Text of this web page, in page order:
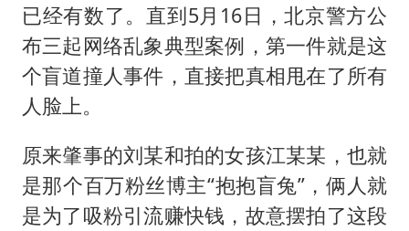
已经有数了。直到5月16日，北京警方公
布三起网络乱象典型案例，第一件就是这
个盲道撞人事件，直接把真相甩在了所有
人脸上。
原来肇事的刘某和拍的女孩江某某，也就
是那个百万粉丝博主“抱抱盲兔”，俩人就
是为了吸粉引流赚快钱，故意摆拍了这段